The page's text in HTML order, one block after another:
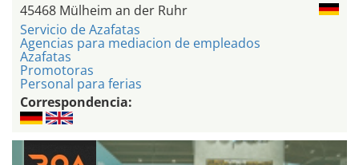
45468 Mülheim an der Ruhr
Servicio de Azafatas
Agencias para mediacion de empleados
Azafatas
Promotoras
Personal para ferias
Correspondencia: